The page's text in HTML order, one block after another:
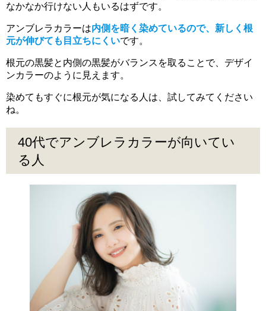
なかなか行けない人もいるはずです。
アンブレラカラーは内側を暗く染めているので、新しく根
元が伸びても目立ちにくいです。
根元の黒髪と内側の黒髪がバランスを取ることで、デザイ
ンカラーのように見えます。
染めてもすぐに根元が気になる人は、試してみてください
ね。
40代でアンブレラカラーが向いてい
る人